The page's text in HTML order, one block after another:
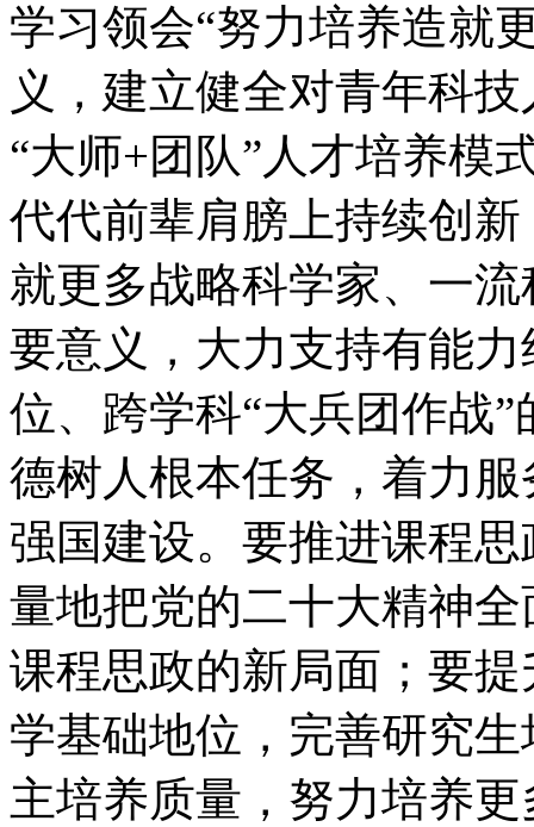
学习领会“努力培养造就
义，建立健全对青年科
“大师+团队”人才培养模
代代前辈肩膀上持续创
就更多战略科学家、一
要意义，大力支持有能
位、跨学科“大兵团作战
德树人根本任务，着力
强国建设。要推进课程
量地把党的二十大精神
课程思政的新局面；要
学基础地位，完善研究
主培养质量，努力培养